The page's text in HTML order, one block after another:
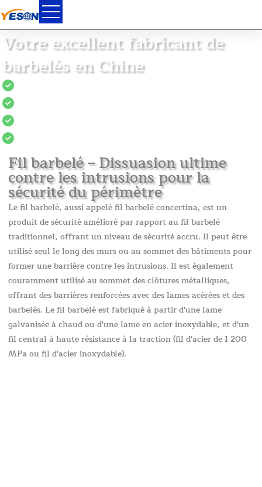
Skip
to
content
Votre excellent fabricant de
barbelés en Chine
Fil barbelé – Dissuasion ultime
contre les intrusions pour la
sécurité du périmètre
Le fil barbelé, aussi appelé fil barbelé concertina, est un
produit de sécurité amélioré par rapport au fil barbelé
traditionnel, offrant un niveau de sécurité accru. Il peut être
utilisé seul le long des murs ou au sommet des bâtiments pour
former une barrière contre les intrusions. Il est également
couramment utilisé au sommet des clôtures métalliques,
offrant des barrières renforcées avec des lames acérées et des
barbelés. Le fil barbelé est fabriqué à partir d'une lame
galvanisée à chaud ou d'une lame en acier inoxydable, et d'un
fil central à haute résistance à la traction (fil d'acier de 1 200
MPa ou fil d'acier inoxydable).